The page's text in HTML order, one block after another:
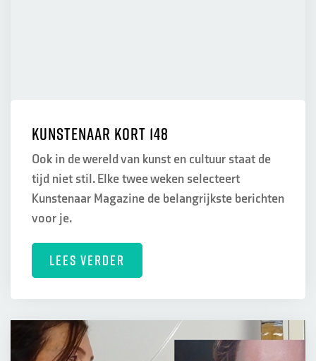
Kunstenaar Kort 148
Ook in de wereld van kunst en cultuur staat de
tijd niet stil. Elke twee weken selecteert
Kunstenaar Magazine de belangrijkste berichten
voor je.
LEES VERDER